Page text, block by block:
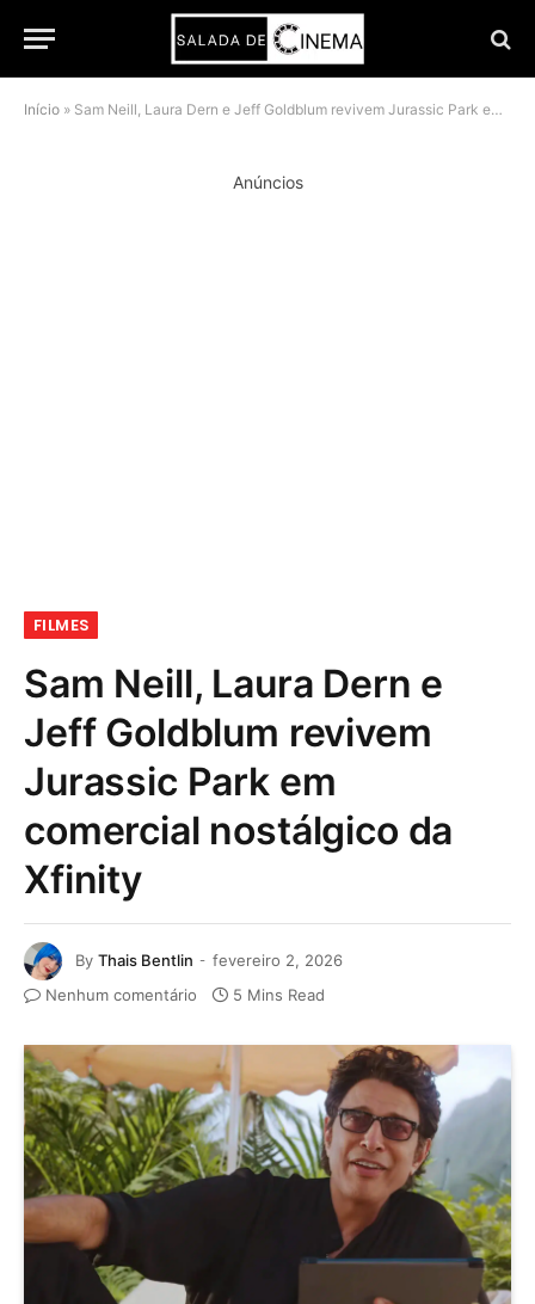
Início » Sam Neill, Laura Dern e Jeff Goldblum revivem Jurassic Park em comercial nostálgico da Xfinity
Anúncios
FILMES
Sam Neill, Laura Dern e
Jeff Goldblum revivem
Jurassic Park em
comercial nostálgico da
Xfinity
By Thais Bentlin
fevereiro 2, 2026
Nenhum comentário
5 Mins Read